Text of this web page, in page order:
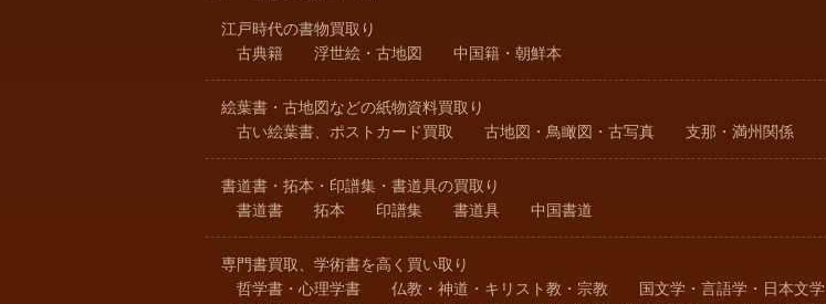
江戸時代の書物買取り
古典籍
浮世絵・古地図 中国籍・朝鮮本
絵葉書・古地図などの紙物資料買取り
古い絵葉書、ポストカード買取
古地図・鳥瞰図・古写真 支那・満州関係
書道書・拓本・印譜集・書道具の買取り
書道書
拓本 印譜集 書道具 中国書道
専門書買取、学術書を高く買い取り
哲学書・心理学書
仏教・神道・キリスト教・宗教 国文学・言語学・日本文学